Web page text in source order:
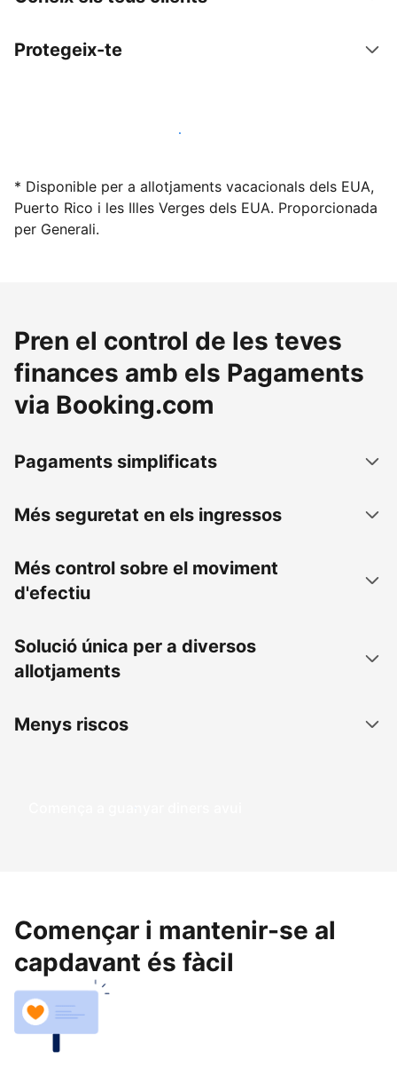
Protegeix-te
Lloga l'allotjament amb nosaltres avui mateix
* Disponible per a allotjaments vacacionals dels EUA,
Puerto Rico i les Illes Verges dels EUA. Proporcionada
per Generali.
Pren el control de les teves
finances amb els Pagaments
via Booking.com
Pagaments simplificats
Més seguretat en els ingressos
Més control sobre el moviment
d'efectiu
Solució única per a diversos
allotjaments
Menys riscos
Comença a guanyar diners avui
Començar i mantenir-se al
capdavant és fàcil